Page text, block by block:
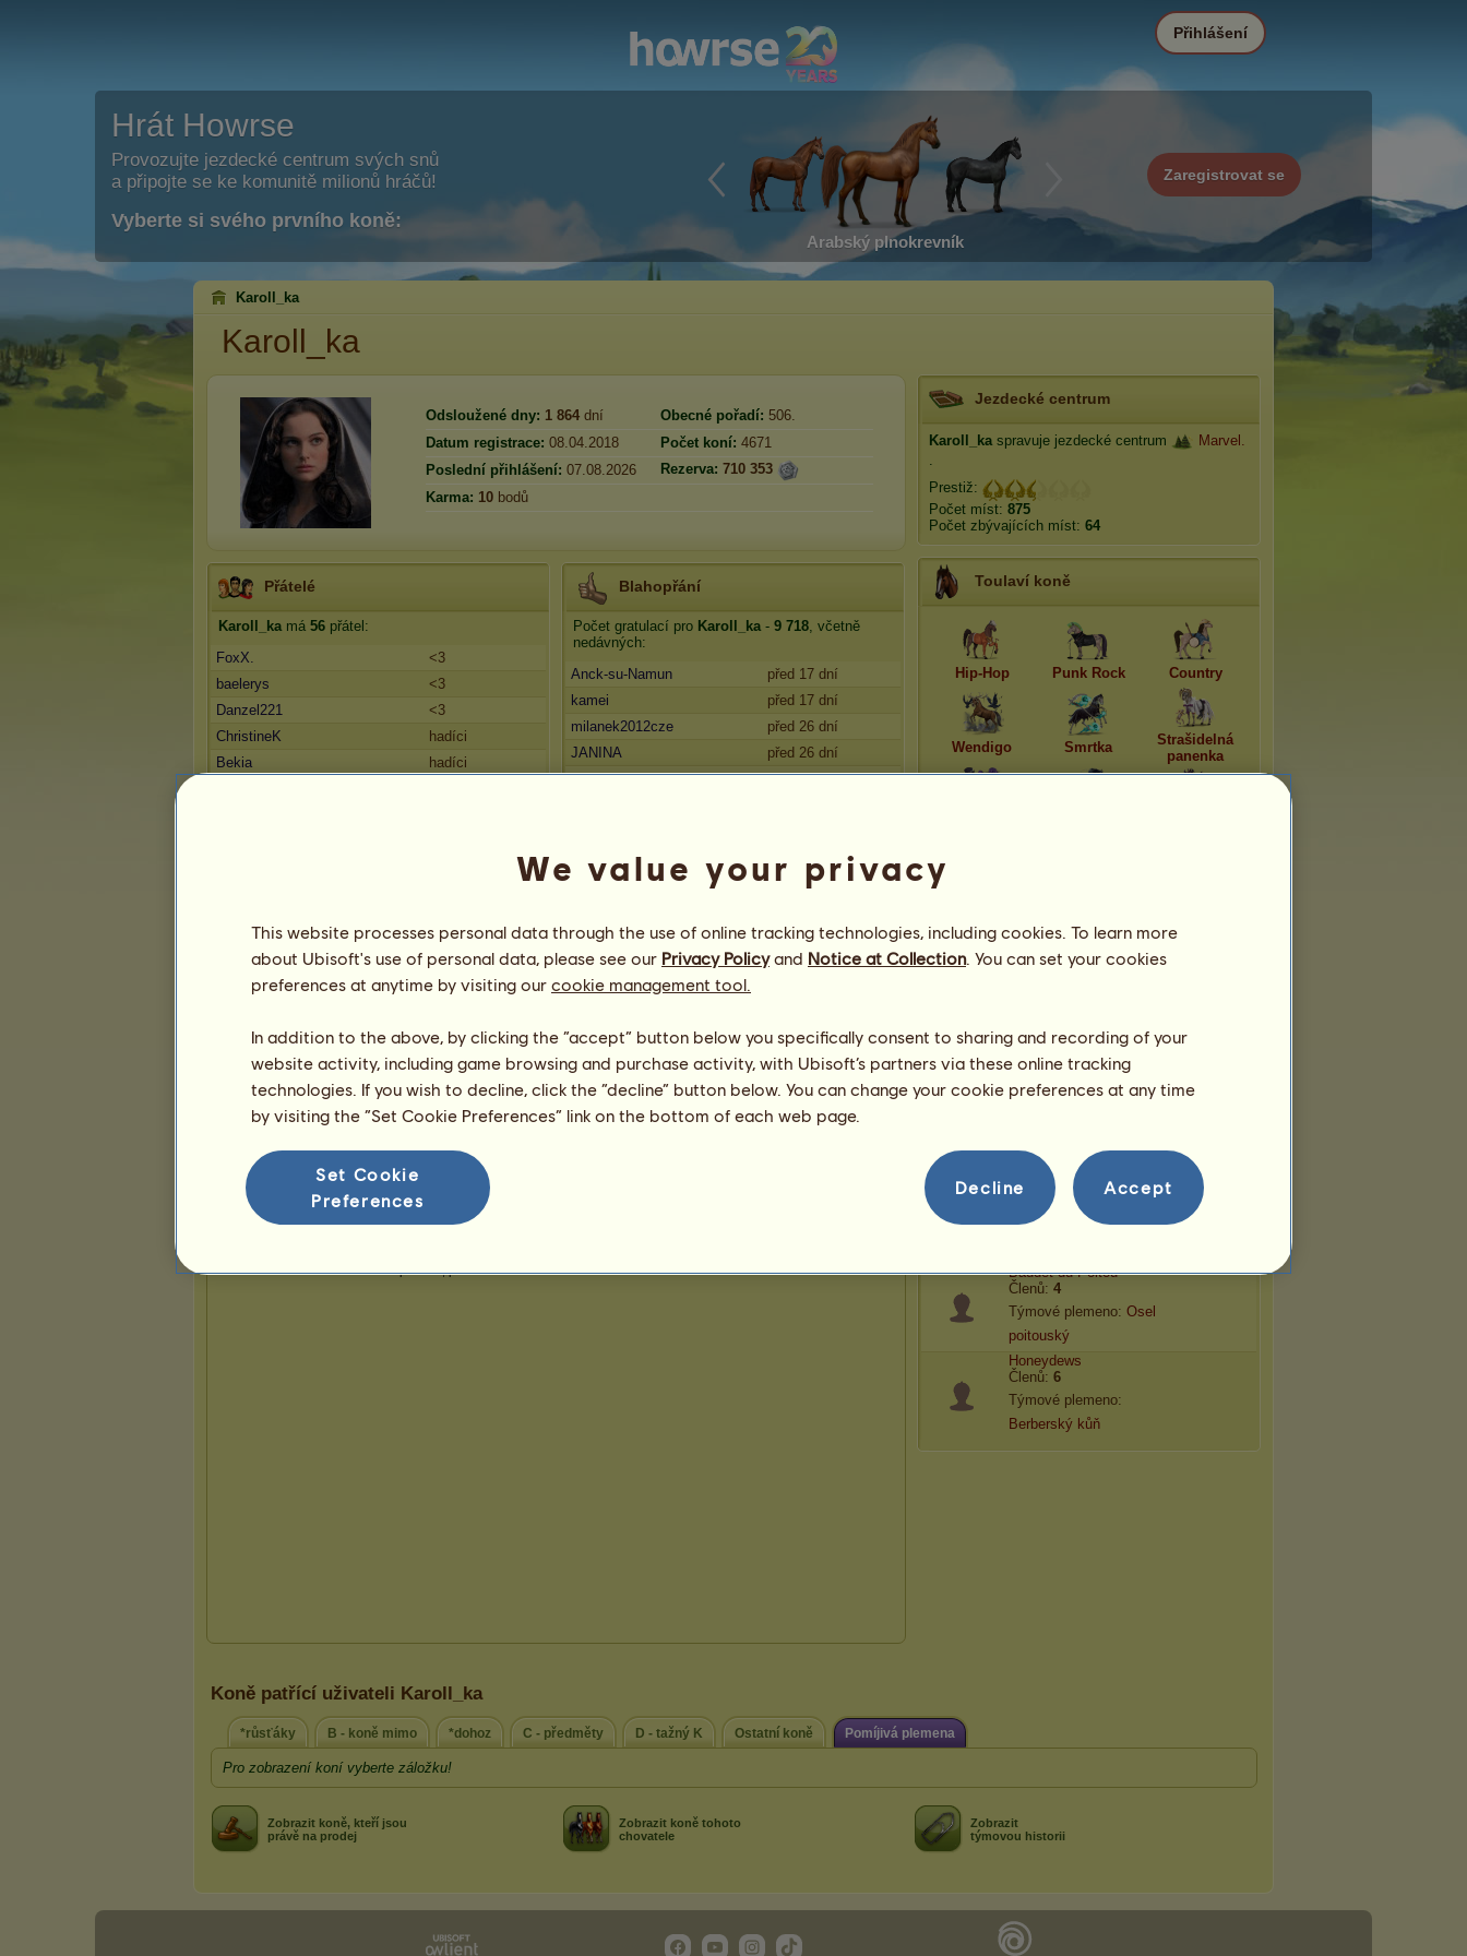
Hrát Howrse
Provozujte jezdecké centrum svých snů
a připojte se ke komunitě milionů hráčů!
Vyberte si svého prvního koně:
Arabský plnokrevník
Zaregistrovat se
Přihlášení
Karoll_ka
Karoll_ka
Odsloužené dny: 1 864 dní Obecné pořadí: 506.
Datum registrace: 08.04.2018 Počet koní: 4671
Poslední přihlášení: 07.08.2026 Rezerva: 710 353
Karma: 10 bodů
Přátelé
Karoll_kamá 56 přátel:
FoxX.
<3
baelerys
<3
Danzel221
<3
ChristineK
hadíci
Bekia
hadíci
Blahopřání
Počet gratulací pro Karoll_ka- 9 718, včetně
nedávných:
Anck-su-Namun
před 17 dní
kamei
před 17 dní
milanek2012cze
před 26 dní
JANINA
před 26 dní
míša102
před 29 dní
31 105
Jezdecké centrum
Karoll_kaspravuje jezdecké centrum
Marvel.
.
Prestiž:
Počet míst: 875
Počet zbývajících míst: 64
Toulaví koně
Hip-Hop Punk Rock Country
Wendigo Smrtka
Strašidelná
panenka
Týmy
Karoll_kapatří do4týmů:
Týmové plemeno:
Appaloosa
ᴛʜᴇ ᴛᴡɪɴ ꜱɴᴀᴋᴇꜱ
Členů:
Baudet du Poitou
Členů: 4
Týmové plemeno: Osel
poitouský
Honeydews
Členů: 6
Týmové plemeno:
Berberský kůň
Koně patřící uživateli Karoll_ka
*růsťáky B - koně mimo *dohoz C - předměty D - tažný K Ostatní koně Pomíjivá plemena
Pro zobrazení koní vyberte záložku!
Zobrazit koně, kteří jsou
právě na prodej
Zobrazit koně tohoto
chovatele
Zobrazit
týmovou historii
We value your privacy
This website processes personal data through the use of online tracking technologies, including cookies. To learn more
about Ubisoft's use of personal data, please see our Privacy Policyand Notice at Collection. You can set your cookies
preferences at anytime by visiting our cookie management tool.
In addition to the above, by clicking the “accept” button below you specifically consent to sharing and recording of your
website activity, including game browsing and purchase activity, with Ubisoft’s partners via these online tracking
technologies. If you wish to decline, click the “decline” button below. You can change your cookie preferences at any time
by visiting the “Set Cookie Preferences” link on the bottom of each web page.
Set Cookie
Preferences
Decline Accept